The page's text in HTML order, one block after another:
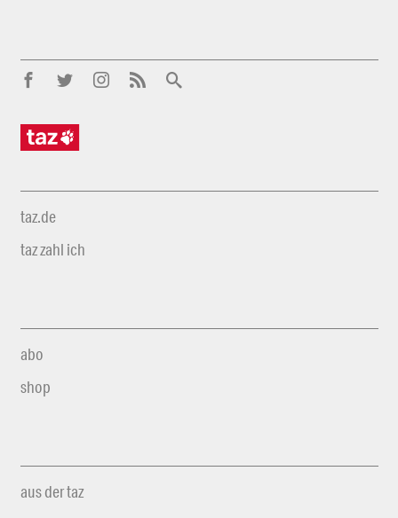
taz.de
taz zahl ich
abo
shop
aus der taz